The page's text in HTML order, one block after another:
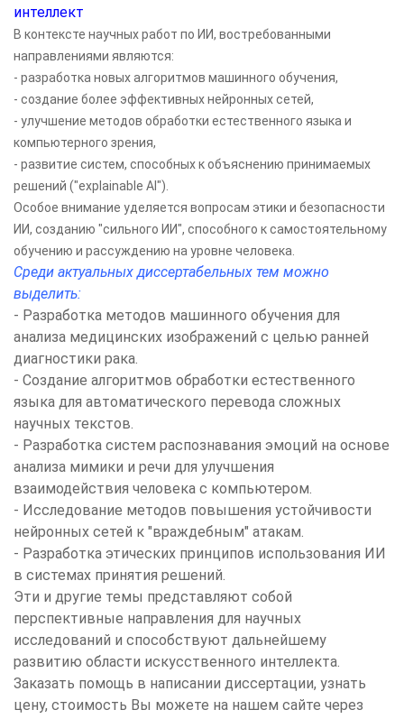
интеллект
В контексте научных работ по ИИ, востребованными
направлениями являются:
- разработка новых алгоритмов машинного обучения,
- создание более эффективных нейронных сетей,
- улучшение методов обработки естественного языка и
компьютерного зрения,
- развитие систем, способных к объяснению принимаемых
решений ("explainable AI").
Особое внимание уделяется вопросам этики и безопасности
ИИ, созданию "сильного ИИ", способного к самостоятельному
обучению и рассуждению на уровне человека.
Среди актуальных диссертабельных тем можно
выделить:
- Разработка методов машинного обучения для
анализа медицинских изображений с целью ранней
диагностики рака.
- Создание алгоритмов обработки естественного
языка для автоматического перевода сложных
научных текстов.
- Разработка систем распознавания эмоций на основе
анализа мимики и речи для улучшения
взаимодействия человека с компьютером.
- Исследование методов повышения устойчивости
нейронных сетей к "враждебным" атакам.
- Разработка этических принципов использования ИИ
в системах принятия решений.
Эти и другие темы представляют собой
перспективные направления для научных
исследований и способствуют дальнейшему
развитию области искусственного интеллекта.
Заказать помощь в написании диссертации, узнать
цену, стоимость Вы можете на нашем сайте через